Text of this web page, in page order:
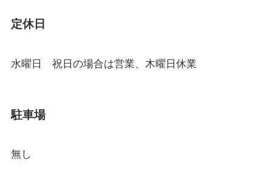
定休日
水曜日 祝日の場合は営業、木曜日休業
駐車場
無し